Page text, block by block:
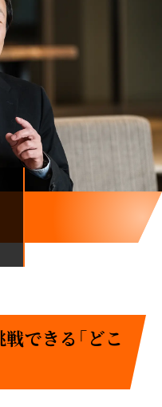
できる「どこ